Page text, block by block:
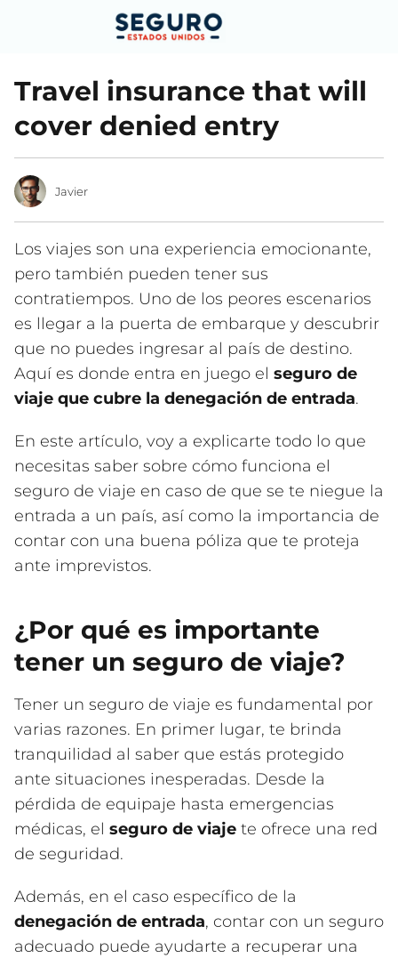
Travel insurance that will
cover denied entry
Javier
Los viajes son una experiencia emocionante,
pero también pueden tener sus
contratiempos. Uno de los peores escenarios
es llegar a la puerta de embarque y descubrir
que no puedes ingresar al país de destino.
Aquí es donde entra en juego el seguro de
viaje que cubre la denegación de entrada.
En este artículo, voy a explicarte todo lo que
necesitas saber sobre cómo funciona el
seguro de viaje en caso de que se te niegue la
entrada a un país, así como la importancia de
contar con una buena póliza que te proteja
ante imprevistos.
¿Por qué es importante
tener un seguro de viaje?
Tener un seguro de viaje es fundamental por
varias razones. En primer lugar, te brinda
tranquilidad al saber que estás protegido
ante situaciones inesperadas. Desde la
pérdida de equipaje hasta emergencias
médicas, el seguro de viaje te ofrece una red
de seguridad.
Además, en el caso específico de la
denegación de entrada, contar con un seguro
adecuado puede ayudarte a recuperar una